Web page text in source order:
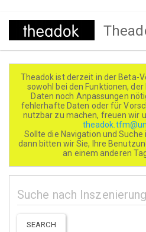
Direkt
Theadok ist derzeit in der Beta-
sowohl bei den Funktionen,
Daten noch Anpassungen
fehlerhafte Daten oder für
nutzbar zu machen, freuen wir
Sollte die Navigation und
dann bitten wir Sie, Ihre
an einem anderen
SEARCH